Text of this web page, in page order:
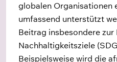
globalen Organisationen
umfassend unterstützt
Beitrag insbesondere zur
Nachhaltigkeitsziele
Beispielsweise wird die